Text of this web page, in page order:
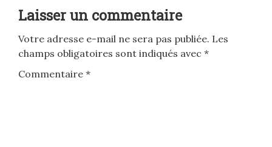
Laisser un commentaire
Votre adresse e-mail ne sera pas publiée. Les
champs obligatoires sont indiqués avec *
Commentaire *